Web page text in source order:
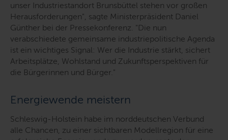
unser Industriestandort Brunsbüttel stehen vor großen
Herausforderungen", sagte Ministerpräsident Daniel
Günther bei der Pressekonferenz. "Die nun
verabschiedete gemeinsame industriepolitische Agenda
ist ein wichtiges Signal: Wer die Industrie stärkt, sichert
Arbeitsplätze, Wohlstand und Zukunftsperspektiven für
die Bürgerinnen und Bürger."
Energiewende meistern
Schleswig-Holstein habe im norddeutschen Verbund
alle Chancen, zu einer sichtbaren Modellregion für eine